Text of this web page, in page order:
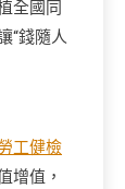
全國同
“錢隨人
工健檢
增值，